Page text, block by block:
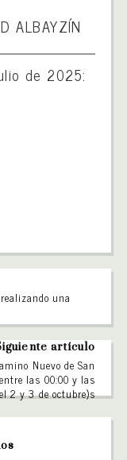
ALBAYZÍN
de 2025:
una
artículo
Nuevo de San
las 00:00 y las
2 y 3 de octubre)s